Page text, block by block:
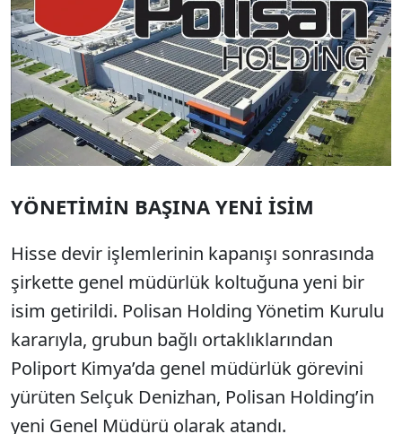
YÖNETİMİN BAŞINA YENİ İSİM
Hisse devir işlemlerinin kapanışı sonrasında
şirkette genel müdürlük koltuğuna yeni bir
isim getirildi. Polisan Holding Yönetim Kurulu
kararıyla, grubun bağlı ortaklıklarından
Poliport Kimya’da genel müdürlük görevini
yürüten Selçuk Denizhan, Polisan Holding’in
yeni Genel Müdürü olarak atandı.